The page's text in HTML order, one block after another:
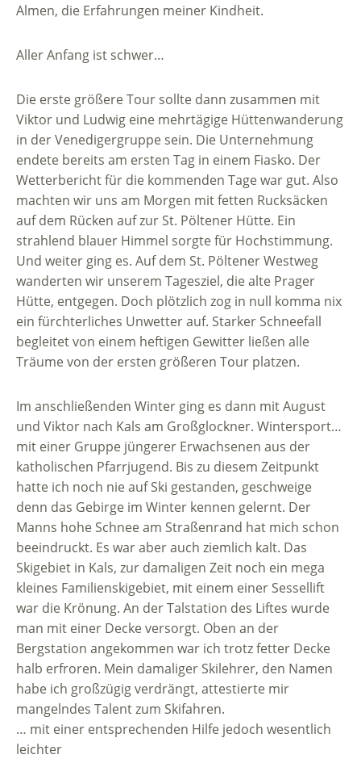
Almen, die Erfahrungen meiner Kindheit.
Aller Anfang ist schwer…
Die erste größere Tour sollte dann zusammen mit
Viktor und Ludwig eine mehrtägige Hüttenwanderung
in der Venedigergruppe sein. Die Unternehmung
endete bereits am ersten Tag in einem Fiasko. Der
Wetterbericht für die kommenden Tage war gut. Also
machten wir uns am Morgen mit fetten Rucksäcken
auf dem Rücken auf zur St. Pöltener Hütte. Ein
strahlend blauer Himmel sorgte für Hochstimmung.
Und weiter ging es. Auf dem St. Pöltener Westweg
wanderten wir unserem Tagesziel, die alte Prager
Hütte, entgegen. Doch plötzlich zog in null komma nix
ein fürchterliches Unwetter auf. Starker Schneefall
begleitet von einem heftigen Gewitter ließen alle
Träume von der ersten größeren Tour platzen.
Im anschließenden Winter ging es dann mit August
und Viktor nach Kals am Großglockner. Wintersport…
mit einer Gruppe jüngerer Erwachsenen aus der
katholischen Pfarrjugend. Bis zu diesem Zeitpunkt
hatte ich noch nie auf Ski gestanden, geschweige
denn das Gebirge im Winter kennen gelernt. Der
Manns hohe Schnee am Straßenrand hat mich schon
beeindruckt. Es war aber auch ziemlich kalt. Das
Skigebiet in Kals, zur damaligen Zeit noch ein mega
kleines Familienskigebiet, mit einem einer Sessellift
war die Krönung. An der Talstation des Liftes wurde
man mit einer Decke versorgt. Oben an der
Bergstation angekommen war ich trotz fetter Decke
halb erfroren. Mein damaliger Skilehrer, den Namen
habe ich großzügig verdrängt, attestierte mir
mangelndes Talent zum Skifahren.
… mit einer entsprechenden Hilfe jedoch wesentlich
leichter